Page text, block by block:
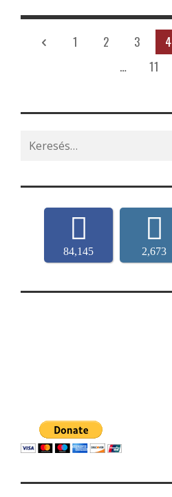
1 2 3 4
…
11
Search
for:
84,145 2,673